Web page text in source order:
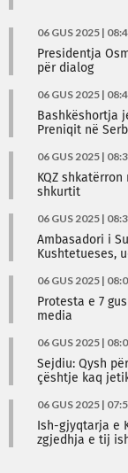
06 GUS 2025 |
Presidentja
për dialog
06 GUS 2025 |
Bashkëshortja
Preniqit në
06 GUS 2025 |
KQZ
shkurtit
06 GUS 2025 |
Ambasadori i
Kushtetueses,
06 GUS 2025 |
Protesta e 7
media
06 GUS 2025 |
Sejdiu: Qysh
çështje kaq
06 GUS 2025 |
Ish-gjyqtarja e
zgjedhja e tij